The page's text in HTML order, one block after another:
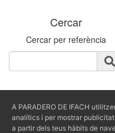
Cercar
Cercar per referència
Producido por
A PARADERO DE IFACH
analítics i per mostrar
a partir dels teus hàbits de